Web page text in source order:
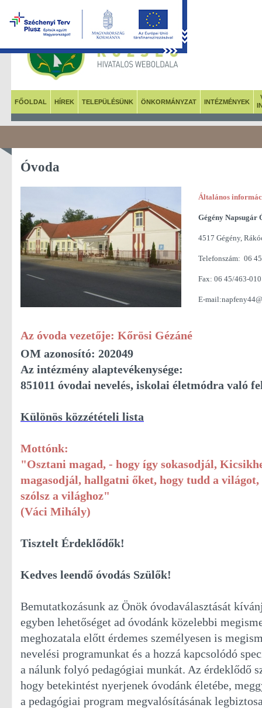
FŐOLDAL HÍREK TELEPÜLÉSÜNK ÖNKORMÁNYZAT INTÉZMÉNYEK
Óvoda
Általános
Gégény Napsugár
4517 Gégény,
Telefonszám: 06
Fax: 06 45/463-010
E-
Az óvoda vezetője: Kőrösi Gézáné
OM azonosító: 202049
Az intézmény alaptevékenysége:
851011 óvodai nevelés, iskolai életmódra való
Különös közzétételi lista
Mottónk:
"Osztani magad, - hogy így sokasodjál,
magasodjál, hallgatni őket, hogy tudd a
szólsz a világhoz"
(Váci Mihály)
Tisztelt Érdeklődők!
Kedves leendő óvodás Szülők!
Bemutatkozásunk az Önök óvodaválasztását
egyben lehetőséget ad óvodánk közelebbi
meghozatala előtt érdemes személyesen is
nevelési programunkat és a hozzá kapcsolódó
a nálunk folyó pedagógiai munkát. Az érdeklődő
hogy betekintést nyerjenek óvodánk életébe,
a pedagógiai program megvalósításának